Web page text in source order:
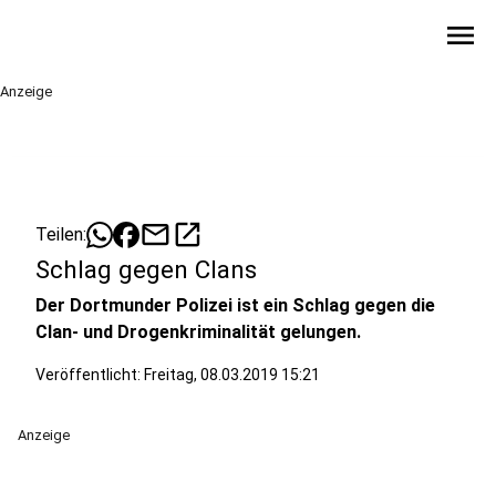
menu
Anzeige
Teilen: mailopen_in_new
Schlag gegen Clans
Der Dortmunder Polizei ist ein Schlag gegen die
Clan- und Drogenkriminalität gelungen.
Veröffentlicht: Freitag, 08.03.2019 15:21
Anzeige